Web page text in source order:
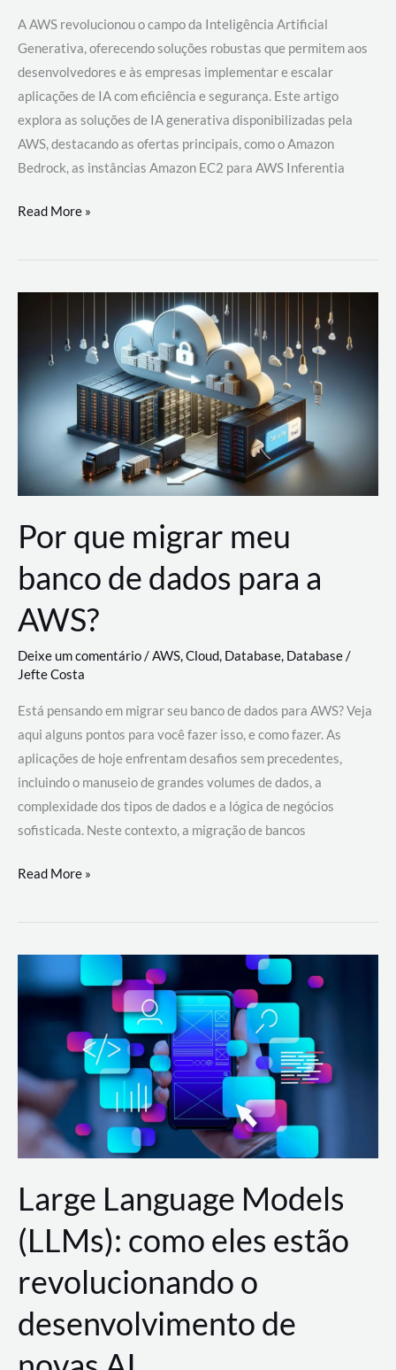
A AWS revolucionou o campo da Inteligência Artificial
Generativa, oferecendo soluções robustas que permitem aos
desenvolvedores e às empresas implementar e escalar
aplicações de IA com eficiência e segurança. Este artigo
explora as soluções de IA generativa disponibilizadas pela
AWS, destacando as ofertas principais, como o Amazon
Bedrock, as instâncias Amazon EC2 para AWS Inferentia
Utilizando
Soluções
AWS
Read More »
Por que migrar meu
banco de dados para a
AWS?
Deixe um comentário/AWS,Cloud, Database, Database/
Jefte Costa
Está pensando em migrar seu banco de dados para AWS? Veja
aqui alguns pontos para você fazer isso, e como fazer. As
aplicações de hoje enfrentam desafios sem precedentes,
incluindo o manuseio de grandes volumes de dados, a
complexidade dos tipos de dados e a lógica de negócios
sofisticada. Neste contexto, a migração de bancos
Por
migrar
de
a
AWS?
Read More »
Large Language Models
(LLMs): como eles estão
revolucionando o
desenvolvimento de